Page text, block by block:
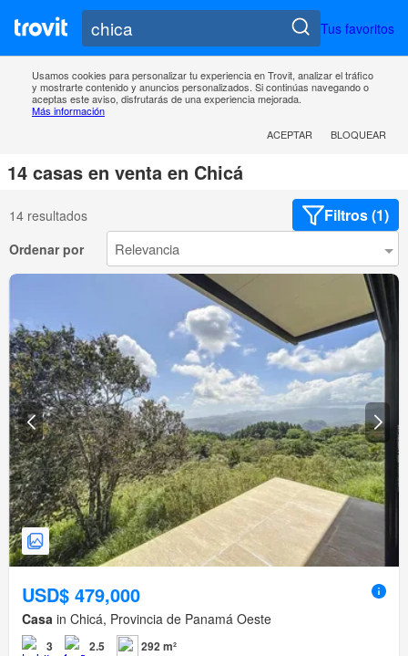
Tus favoritos
Usamos cookies para personalizar tu experiencia en Trovit, analizar el tráfico
y mostrarte contenido y anuncios personalizados. Si continúas navegando o
aceptas este aviso, disfrutarás de una experiencia mejorada.
Más información
ACEPTAR
BLOQUEAR
14 casas en venta en Chicá
14 resultados Filtros (1)
Ordenar por
USD$ 479,000
Casa in Chicá, Provincia de Panamá Oeste
3 2.5 292 m²